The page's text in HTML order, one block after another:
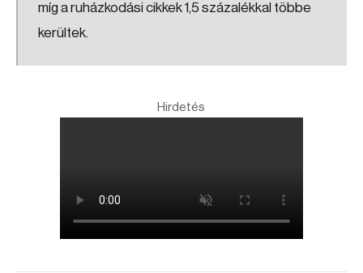
míg a ruházkodási cikkek 1,5 százalékkal többe
kerültek.
Hirdetés